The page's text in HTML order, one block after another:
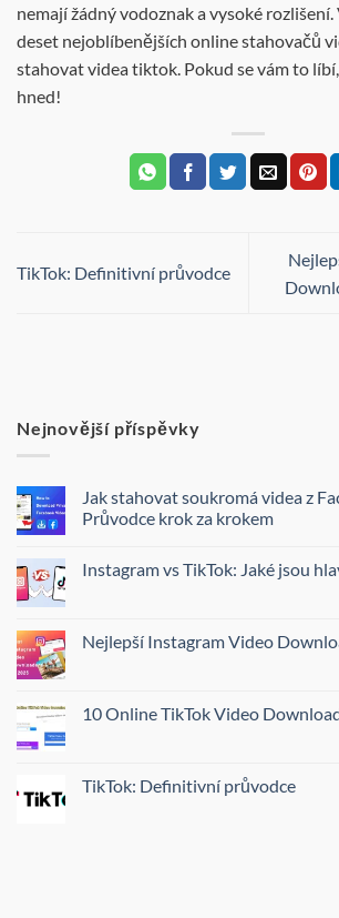
nemají žádný vodoznak a vysoké rozlišení.
deset nejoblíbenějších online stahovačů
stahovat videa tiktok. Pokud se vám to
hned!
TikTok: Definitivní průvodce
Nejnovější příspěvky
Jak stahovat soukromá videa z
Průvodce krok za krokem
Instagram vs TikTok: Jaké jsou
Nejlepší Instagram Video
10 Online TikTok Video
TikTok: Definitivní průvodce